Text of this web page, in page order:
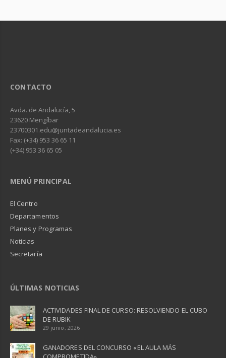
CONTACTO
Avda. de Andalucía, 5
23620 Mengíbar
23700301.edu@juntadeandalucia.es
Fax: (+34) 953 36 65 11
(+34) 953 36 65 05
MENÚ PRINCIPAL
El Centro
Departamentos
Planes y Programas
Noticias
Secretaría
ÚLTIMAS NOTICIAS
ACTIVIDADES FINAL DE CURSO: RESOLVIENDO EL CUBO
DE RUBIK
29 junio, 2026
GANADORES DEL CONCURSO «EL AULA MÁS